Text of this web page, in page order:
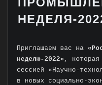
НЕДЕЛЯ-
Приглашаем вас на
неделю-2022» , которая
сессией «Научно-
в новых социально-